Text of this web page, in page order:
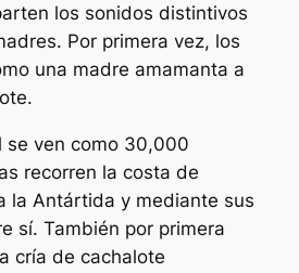
los sonidos distintivos
Por primera vez, los
una madre amamanta a
se ven como 30,000
recorren la costa de
la Antártida y mediante sus
sí. También por primera
cría de cachalote